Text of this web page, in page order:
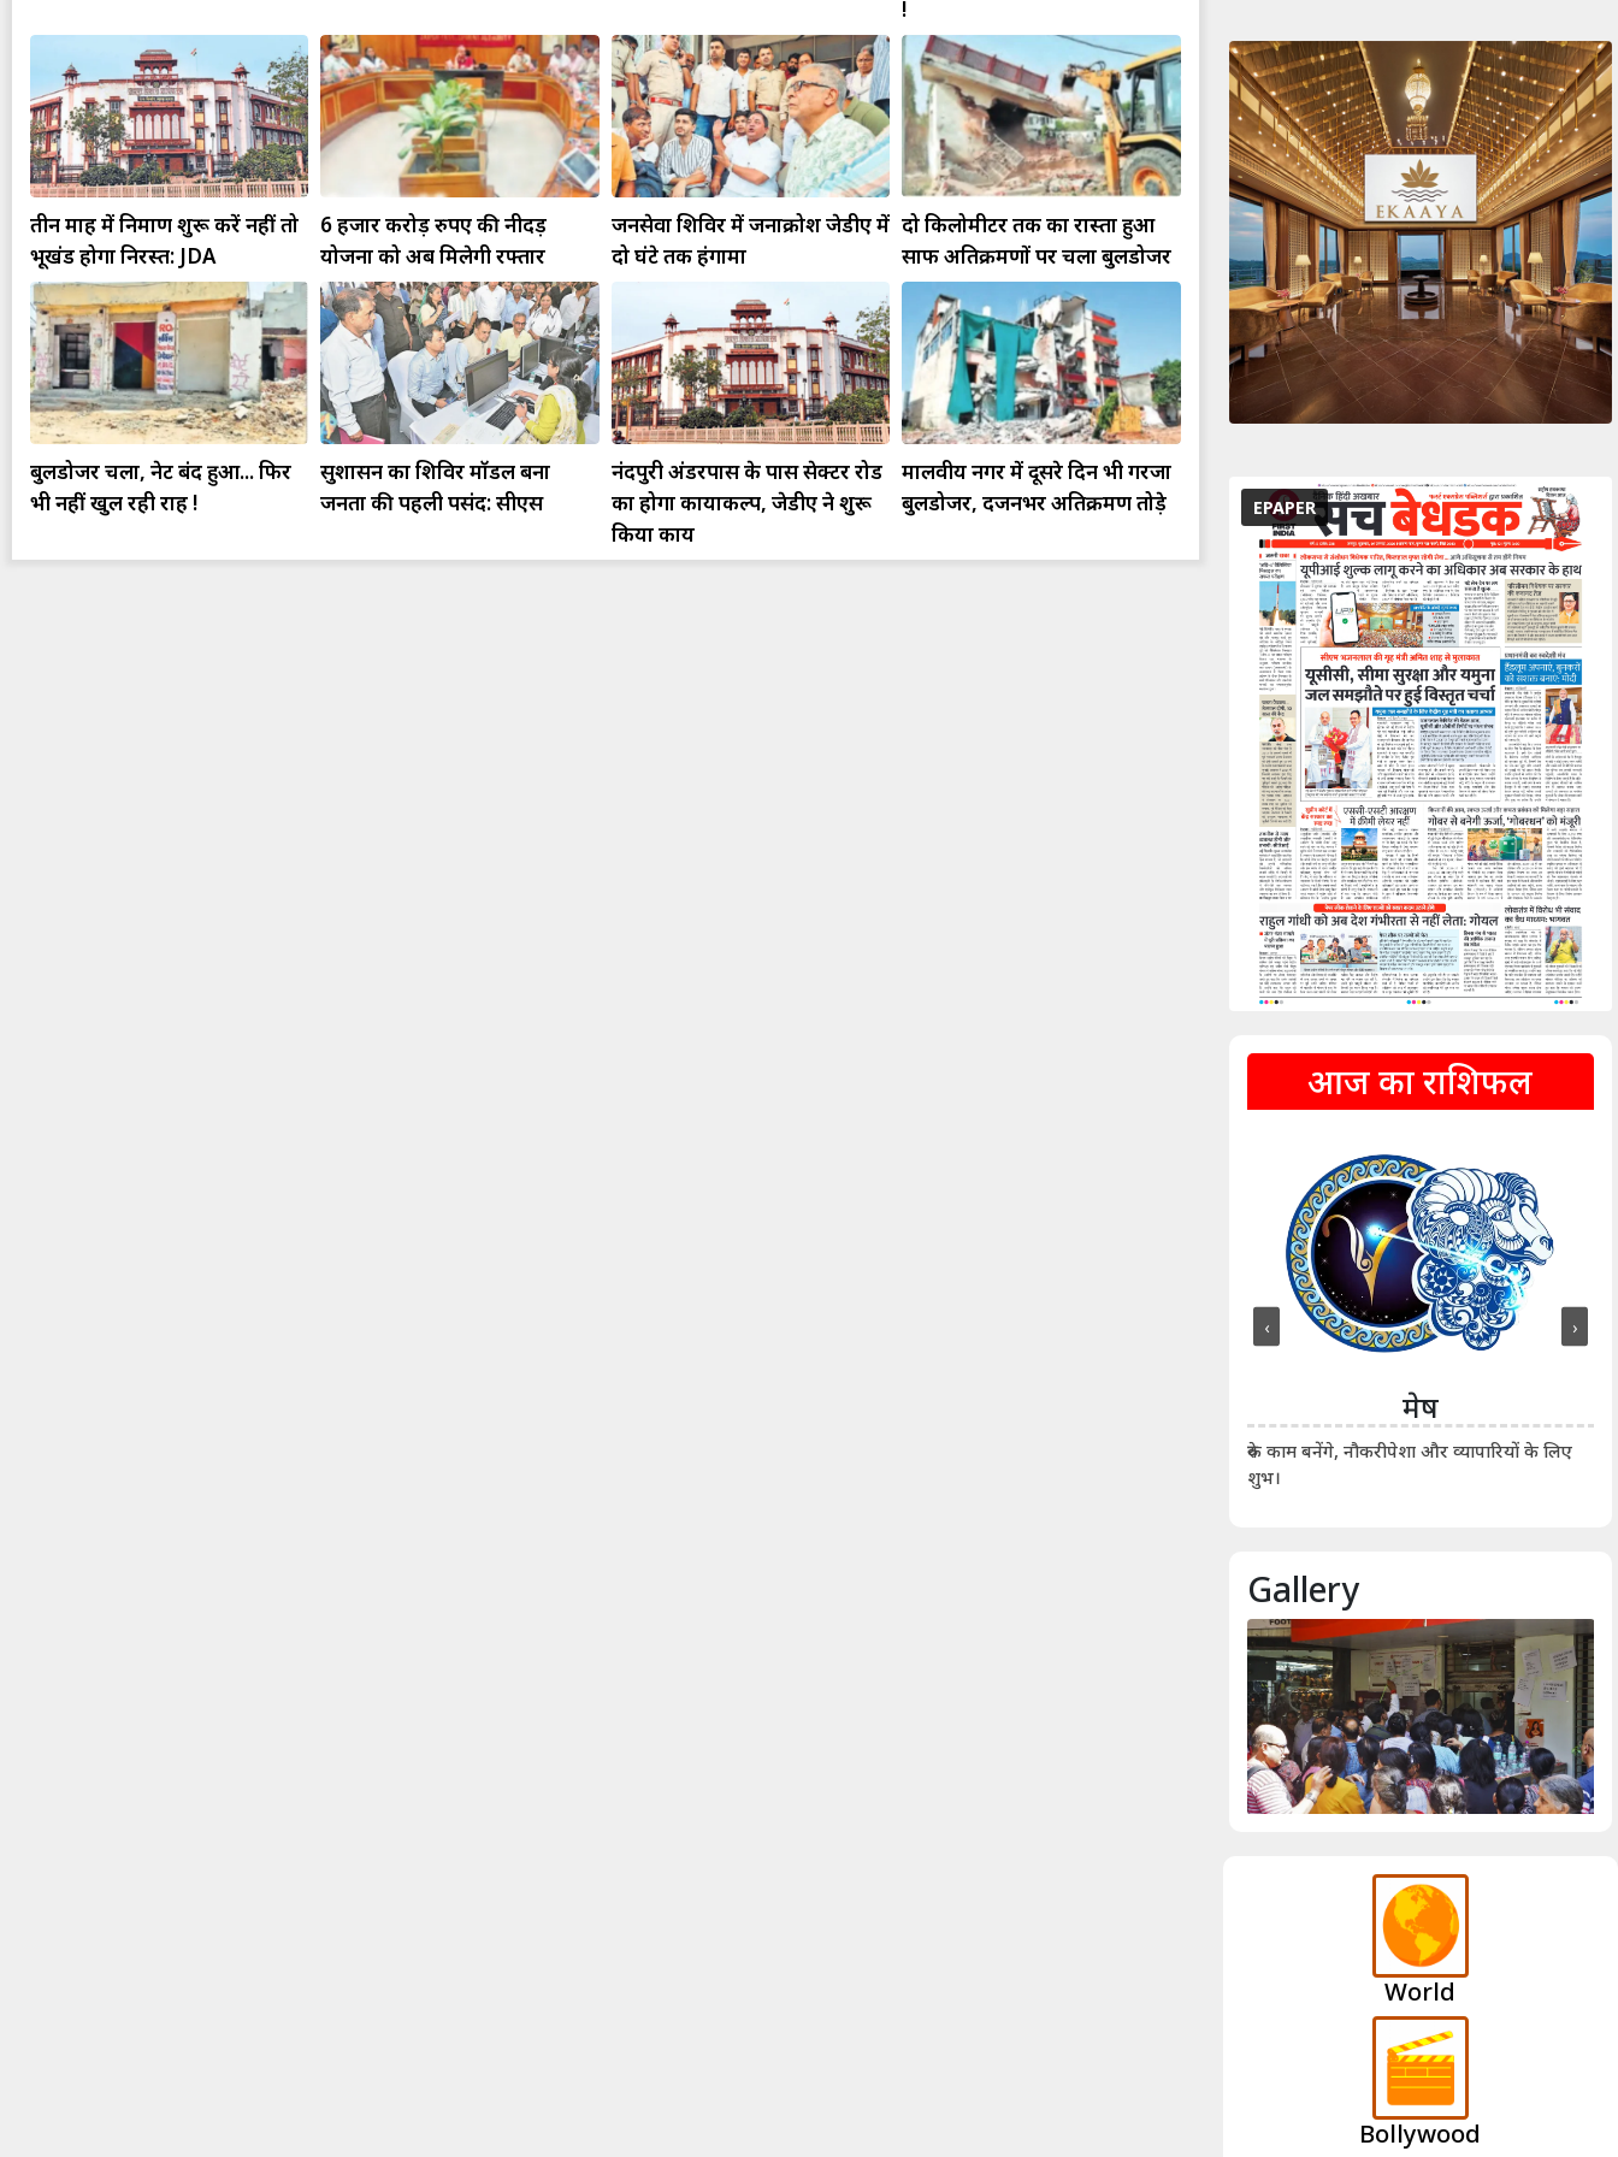
!
तीन माह में निर्माण शुरू करें नहीं तो
भूखंड होगा निरस्त: JDA
6 हजार करोड़ रुपए की नीदड़
योजना को अब मिलेगी रफ्तार
जनसेवा शिविर में जनाक्रोश जेडीए में
दो घंटे तक हंगामा
दो किलोमीटर तक का रास्ता हुआ
साफ अतिक्रमणों पर चला बुलडोजर
बुलडोजर चला, नेट बंद हुआ... फिर
भी नहीं खुल रही राह !
सुशासन का शिविर मॉडल बना
जनता की पहली पसंद: सीएस
नंदपुरी अंडरपास के पास सेक्टर रोड
का होगा कायाकल्प, जेडीए ने शुरू
किया कार्य
मालवीय नगर में दूसरे दिन भी गरजा
बुलडोजर, दर्जनभर अतिक्रमण तोड़े
EPAPER
आज का राशिफल
मेष
रुके काम बनेंगे, नौकरीपेशा और व्यापारियों के लिए
शुभ।
‹ ›
Gallery
World
Bollywood